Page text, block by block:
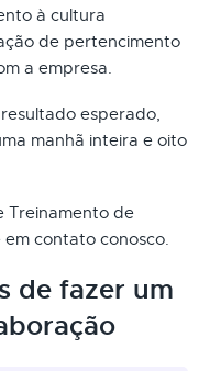
à cultura
de pertencimento
a empresa.
esperado,
manhã inteira e oito
Treinamento de
contato conosco.
de fazer um